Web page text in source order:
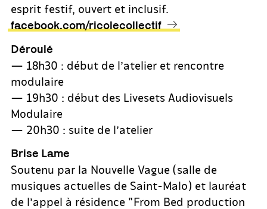
esprit festif, ouvert et inclusif.
facebook.com/ricolecollectif
Déroulé
— 18h30 : début de l’atelier et rencontre
modulaire
— 19h30 : début des Livesets Audiovisuels
Modulaire
— 20h30 : suite de l’atelier
Brise Lame
Soutenu par la Nouvelle Vague (salle de
musiques actuelles de Saint-Malo) et lauréat
de l’appel à résidence “From Bed production